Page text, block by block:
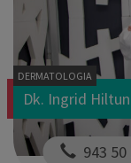
DERMATOLOGIA
Dk. Ingrid Hiltun
943 50